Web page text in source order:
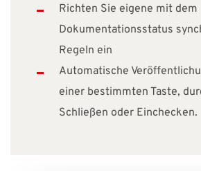
Richten Sie eigene mit dem
Dokumentationsstatus
Regeln ein
Automatische
einer bestimmten Taste,
Schließen oder Einchecken.